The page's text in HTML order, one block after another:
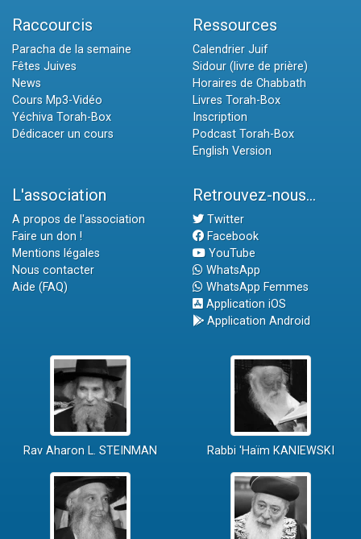
Raccourcis
Paracha de la semaine
Fêtes Juives
News
Cours Mp3-Vidéo
Yéchiva Torah-Box
Dédicacer un cours
Ressources
Calendrier Juif
Sidour (livre de prière)
Horaires de Chabbath
Livres Torah-Box
Inscription
Podcast Torah-Box
English Version
L'association
A propos de l'association
Faire un don !
Mentions légales
Nous contacter
Aide (FAQ)
Retrouvez-nous...
Twitter
Facebook
YouTube
WhatsApp
WhatsApp Femmes
Application iOS
Application Android
Rav Aharon L. STEINMAN Rabbi 'Haïm KANIEWSKI